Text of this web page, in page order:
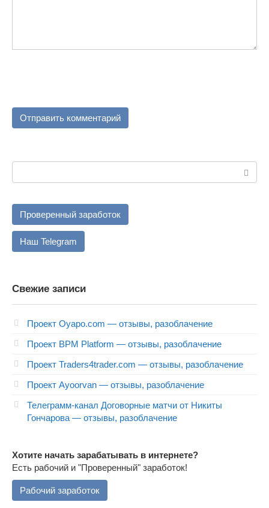
Проверенный заработок
Наш Telegram
Свежие записи
Проект Oyapo.com — отзывы, разоблачение
Проект BPM Platform — отзывы, разоблачение
Проект Traders4trader.com — отзывы, разоблачение
Проект Ayoorvan — отзывы, разоблачение
Телеграмм-канал Договорные матчи от Никиты
Гончарова — отзывы, разоблачение
Хотите начать зарабатывать в интернете?
Есть рабочий и "Проверенный" заработок!
Рабочий заработок